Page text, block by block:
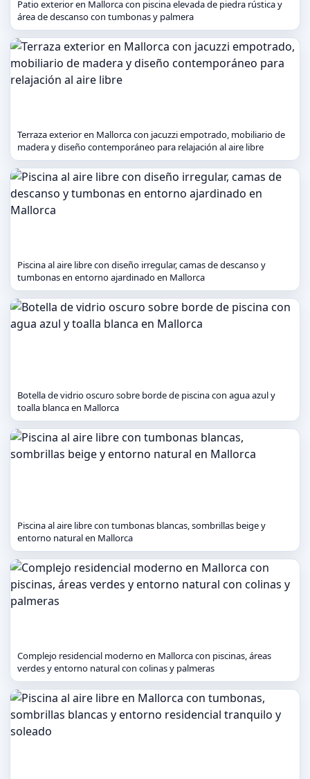
Patio exterior en Mallorca con piscina elevada de piedra rústica y
área de descanso con tumbonas y palmera
Terraza exterior en Mallorca con jacuzzi empotrado, mobiliario de
madera y diseño contemporáneo para relajación al aire libre
Piscina al aire libre con diseño irregular, camas de descanso y
tumbonas en entorno ajardinado en Mallorca
Botella de vidrio oscuro sobre borde de piscina con agua azul y
toalla blanca en Mallorca
Piscina al aire libre con tumbonas blancas, sombrillas beige y
entorno natural en Mallorca
Complejo residencial moderno en Mallorca con piscinas, áreas
verdes y entorno natural con colinas y palmeras